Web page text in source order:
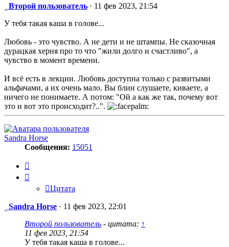
Сообщение
Второй пользователь · 11 фев 2023, 21:54
У тебя такая каша в голове...
Любовь - это чувство. А не дети и не штампы. Не сказочная
дурацкая херня про то что "жили долго и счастливо", а
чувство в момент времени.
И всё есть в лекции. Любовь доступна только с развитыми
альфачами, а их очень мало. Вы блин слушаете, киваете, а
ничего не понимаете. А потом: "Ой а как же так, почему вот
это и вот это происходит?..".
Sandra Horse
Сообщения: 15051
Цитата
Сообщение
Sandra Horse · 11 фев 2023, 22:01
Второй пользователь - цитата: ↑
11 фев 2023, 21:54
У тебя такая каша в голове...